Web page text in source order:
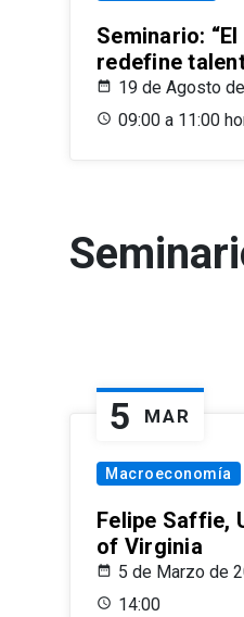
Seminario:
redefine
19 de Agosto
09:00 a 11:00
5 MAR
Macroeconomía
Felipe Saffie,
of Virginia
5 de Marzo de
14:00